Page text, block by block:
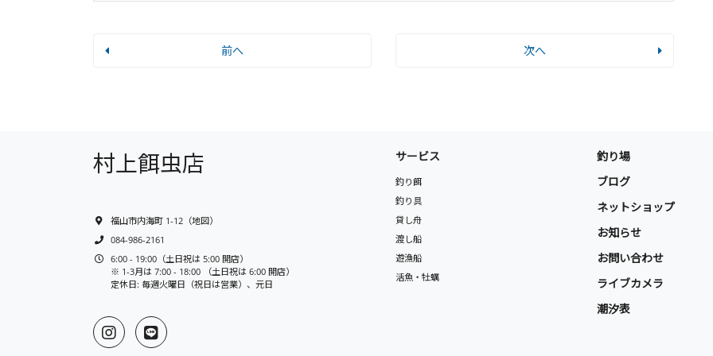
前へ 次へ
村上餌虫店
福山市内海町 1-12 （地図）
084-986-2161
6:00 - 19:00（土日祝は 5:00 開店）
※ 1-3月は 7:00 - 18:00 （土日祝は 6:00 開店）
定休日: 毎週火曜日（祝日は営業）、元日
サービス
釣り餌
釣り具
貸し舟
渡し船
遊漁船
活魚・牡蠣
釣り場
ブログ
ネットショップ
お知らせ
お問い合わせ
ライブカメラ
潮汐表